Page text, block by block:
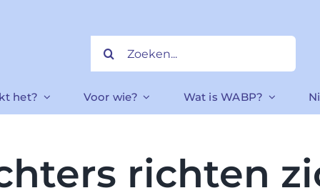
naar:
het? Voor wie? Wat is WABP?
richten